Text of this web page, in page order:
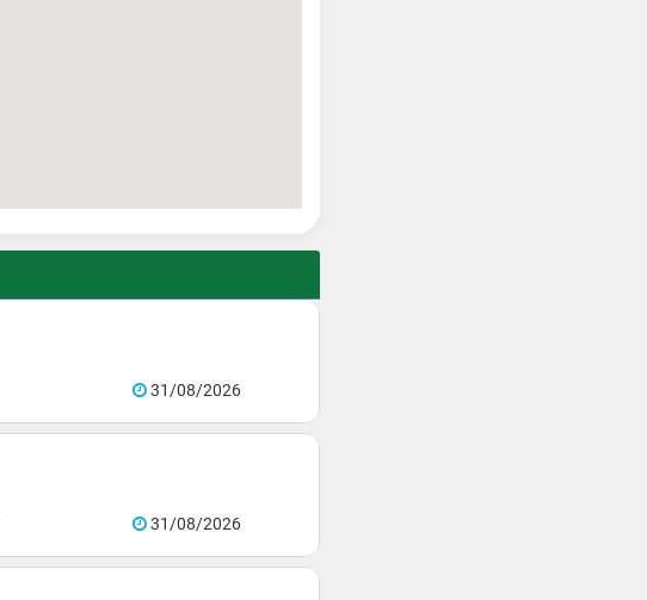
31/08/2026
31/08/2026